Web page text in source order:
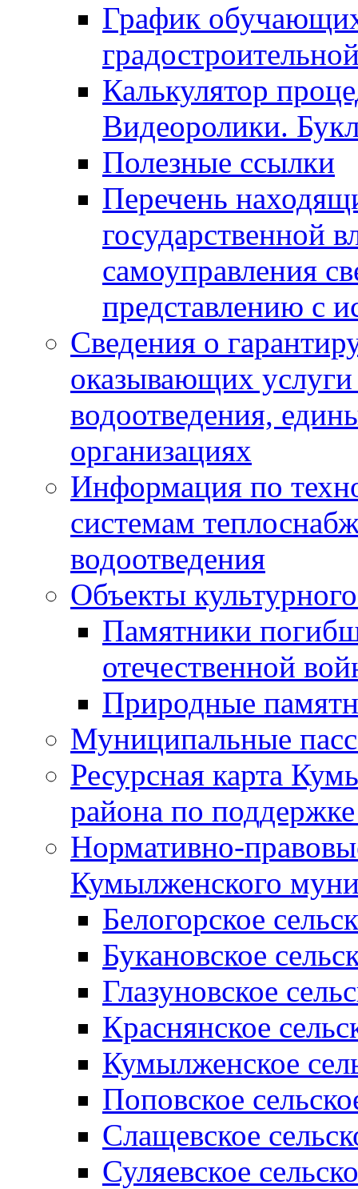
График
Калькулятор
Видеоролики.
Полезные ссылки
Перечень
государственной
самоуправления
представлению с
Сведения о
оказывающих
водоотведения,
организациях
Информация по
системам
водоотведения
Объекты
Памятники
отечественной
Природные
Муниципальные
Ресурсная карта
района по
Нормативно-
Кумылженского
Белогорское
Букановское
Глазуновское
Краснянское
Кумылженское
Поповское
Слащевское
Суляевское